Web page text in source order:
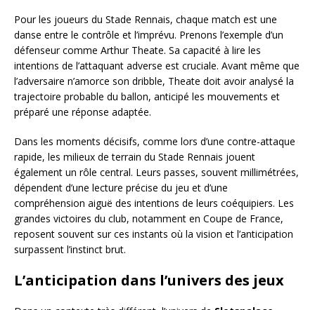
Pour les joueurs du Stade Rennais, chaque match est une
danse entre le contrôle et l’imprévu. Prenons l’exemple d’un
défenseur comme Arthur Theate. Sa capacité à lire les
intentions de l’attaquant adverse est cruciale. Avant même que
l’adversaire n’amorce son dribble, Theate doit avoir analysé la
trajectoire probable du ballon, anticipé les mouvements et
préparé une réponse adaptée.
Dans les moments décisifs, comme lors d’une contre-attaque
rapide, les milieux de terrain du Stade Rennais jouent
également un rôle central. Leurs passes, souvent millimétrées,
dépendent d’une lecture précise du jeu et d’une
compréhension aiguë des intentions de leurs coéquipiers. Les
grandes victoires du club, notamment en Coupe de France,
reposent souvent sur ces instants où la vision et l’anticipation
surpassent l’instinct brut.
L’anticipation dans l’univers des jeux